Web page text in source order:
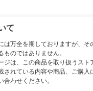
て
は万全を期しておりますが、そ
のではありません。
ジは、この商品を取り扱うスト
されている内容や商品、ご購入
わせください。